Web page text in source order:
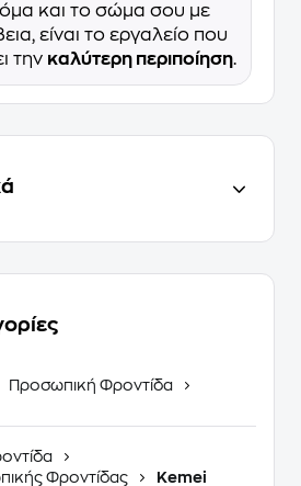
και το σώμα σου με
είναι το εργαλείο που
την καλύτερη περιποίηση.
Προσωπική Φροντίδα
Φροντίδας
Kemei